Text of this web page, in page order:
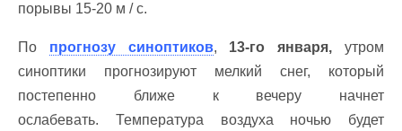
порывы 15-20 м / с.
По прогнозу синоптиков, 13-го января, утром
синоптики прогнозируют мелкий снег, который
постепенно ближе к вечеру начнет
ослабевать. Температура воздуха ночью будет